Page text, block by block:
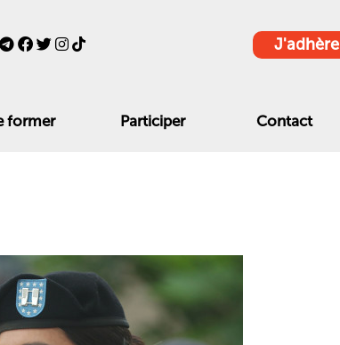
J'adhère
former Participer Contact